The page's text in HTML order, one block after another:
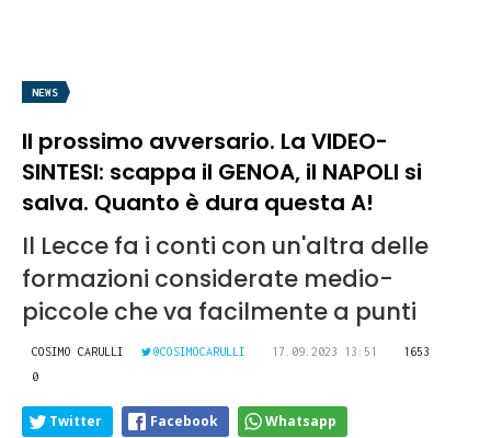
NEWS
Il prossimo avversario. La VIDEO-
SINTESI: scappa il GENOA, il NAPOLI si
salva. Quanto è dura questa A!
Il Lecce fa i conti con un'altra delle
formazioni considerate medio-
piccole che va facilmente a punti
COSIMO CARULLI @COSIMOCARULLI 17.09.2023 13:51
1653
0
Twitter Facebook Whatsapp